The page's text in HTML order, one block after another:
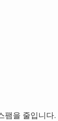
팸을 줄입니다.